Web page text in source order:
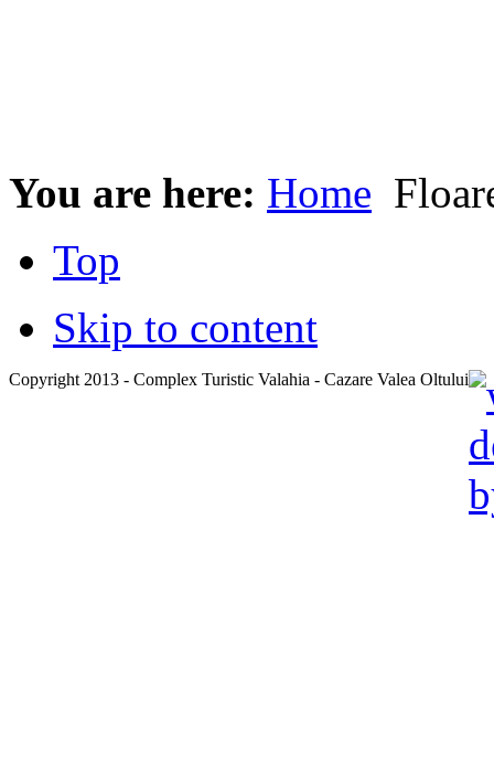
You are here: Home
Top
Skip to content
Copyright 2013 - Complex Turistic Valahia - Cazare Valea Oltului